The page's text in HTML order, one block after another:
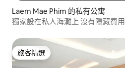
Laem Mae Phim 的私有公寓
獨家設在私人海灘上 沒有隱藏費用
旅客精選
旅客精選